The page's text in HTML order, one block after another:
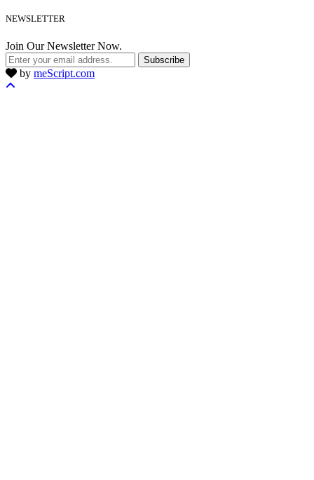
NEWSLETTER
Join Our Newsletter Now.
Subscribe
by meScript.com